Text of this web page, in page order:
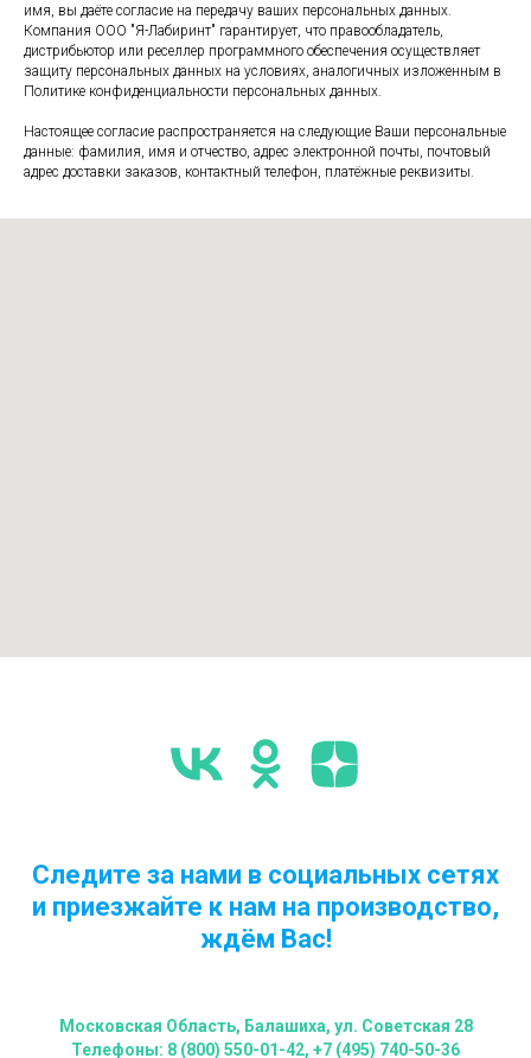
имя, вы даёте согласие на передачу ваших персональных данных.
Компания ООО "Я-Лабиринт" гарантирует, что правообладатель,
дистрибьютор или реселлер программного обеспечения осуществляет
защиту персональных данных на условиях, аналогичных изложенным в
Политике конфиденциальности персональных данных.
Настоящее согласие распространяется на следующие Ваши персональные
данные: фамилия, имя и отчество, адрес электронной почты, почтовый
адрес доставки заказов, контактный телефон, платёжные реквизиты.
Следите за нами в социальных сетях
и приезжайте к нам на производство,
ждём Вас!
Московская Область, Балашиха, ул. Советская 28
Телефоны: 8 (800) 550-01-42, +7 (495) 740-50-36